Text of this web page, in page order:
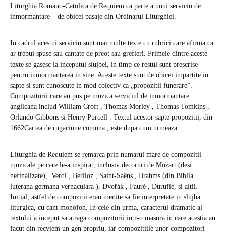
Liturghia Romano-Catolica de Requiem ca parte a unui serviciu de
inmormantare – de obicei pasaje din Ordinarul Liturghiei.
In cadrul acestui serviciu sunt mai multe texte cu rubrici care afirma ca
ar trebui spuse sau cantate de preot sau grefieri. Primele dintre aceste
texte se gasesc la inceputul slujbei, in timp ce restul sunt prescrise
pentru inmormantarea in sine. Aceste texte sunt de obicei impartite in
sapte si sunt cunoscute in mod colectiv ca „propozitii funerare”.
Compozitorii care au pus pe muzica serviciul de inmormantare
anglicana includ William Croft , Thomas Morley , Thomas Tomkins ,
Orlando Gibbons si Henry Purcell . Textul acestor sapte propozitii, din
1662Cartea de rugaciune comuna , este dupa cum urmeaza:
Liturghia de Requiem se remarca prin numarul mare de compozitii
muzicale pe care le-a inspirat, inclusiv decoruri de Mozart (desi
nefinalizate), Verdi , Berlioz , Saint-Saëns , Brahms (din Biblia
luterana germana vernaculara ), Dvořák , Fauré , Duruflé, si altii.
Initial, astfel de compozitii erau menite sa fie interpretate in slujba
liturgica, cu cant monofon. In cele din urma, caracterul dramatic al
textului a inceput sa atraga compozitorii intr-o masura in care acestia au
facut din recviem un gen propriu, iar compozitiile unor compozitori